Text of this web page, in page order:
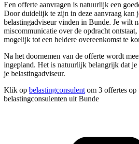
Een offerte aanvragen is natuurlijk een
Door duidelijk te zijn in deze aanvraag kan
belastingadviseur vinden in Bunde. Je wilt
miscommunicatie over de opdracht
mogelijk tot een heldere overeenkomst te
Na het doornemen van de offerte wordt
ingepland. Het is natuurlijk belangrijk dat je
je belastingadviseur.
Klik op belastingconsulent om 3 offertes op
belastingconsulenten uit Bunde